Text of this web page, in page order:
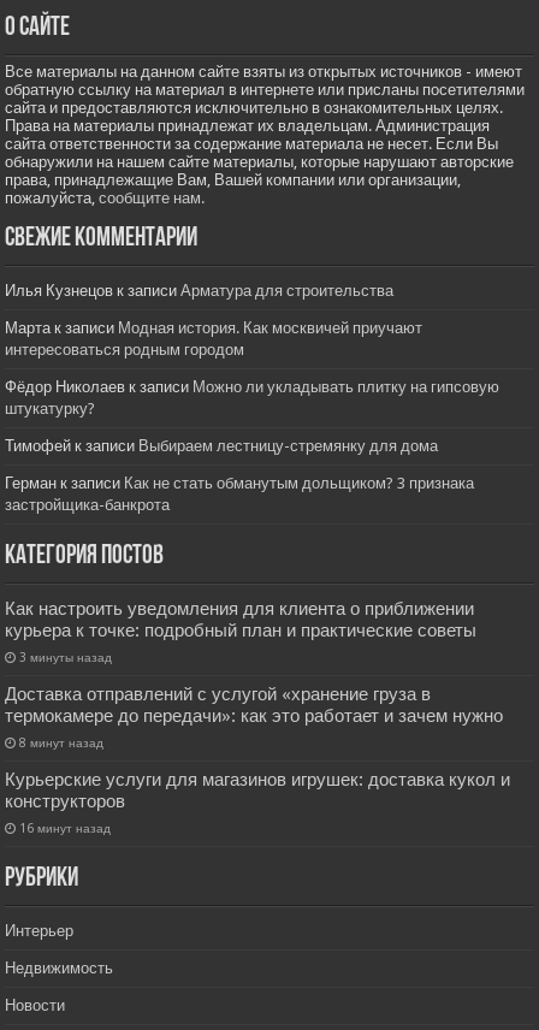
О сайте
Все материалы на данном сайте взяты из открытых источников - имеют
обратную ссылку на материал в интернете или присланы посетителями
сайта и предоставляются исключительно в ознакомительных целях.
Права на материалы принадлежат их владельцам. Администрация
сайта ответственности за содержание материала не несет. Если Вы
обнаружили на нашем сайте материалы, которые нарушают авторские
права, принадлежащие Вам, Вашей компании или организации,
пожалуйста,сообщите нам.
Свежие комментарии
Илья Кузнецов к записиАрматура для строительства
Мартак записи Модная история. Как москвичей приучают
интересоваться родным городом
Фёдор Николаев к записи Можно ли укладывать плитку на гипсовую
штукатурку?
Тимофей к записи Выбираем лестницу-стремянку для дома
Герман к записи Как не стать обманутым дольщиком? 3 признака
застройщика-банкрота
Категория постов
Как настроить уведомления для клиента о приближении
курьера к точке: подробный план и практические советы
3 минуты назад
Доставка отправлений с услугой «хранение груза в
термокамере до передачи»: как это работает и зачем нужно
8 минут назад
Курьерские услуги для магазинов игрушек: доставка кукол и
конструкторов
16 минут назад
РУбрики
Интерьер
Недвижимость
Новости